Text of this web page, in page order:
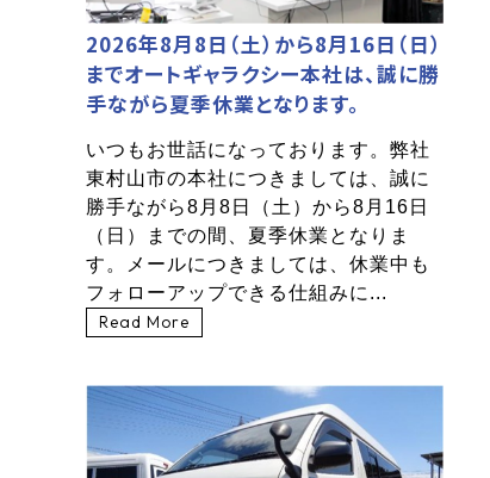
2026年8月8日（土）から8月16日（日）
までオートギャラクシー本社は、誠に勝
手ながら夏季休業となります。
いつもお世話になっております。弊社
東村山市の本社につきましては、誠に
勝手ながら8月8日（土）から8月16日
（日）までの間、夏季休業となりま
す。メールにつきましては、休業中も
フォローアップできる仕組みに...
Read More